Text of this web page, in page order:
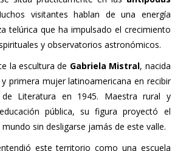
telúrica que ha impulsado el crecimiento
y observatorios astronómicos.
la escultura deGabriela Mistral, nacida
Literatura en 1945. Maestra rural y
pública, su figura proyectó el
este territorio como una escuela